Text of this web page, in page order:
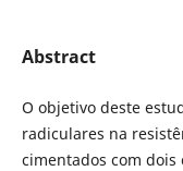
Abstract
O objetivo deste
radiculares na
cimentados com